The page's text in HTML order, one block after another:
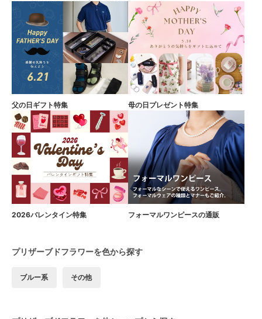
父の日ギフト特集 母の日プレゼント特集
2026バレンタイン特集 フォーマルワンピースの通販
プリザーブドフラワーを色から探す
ブルー系 その他